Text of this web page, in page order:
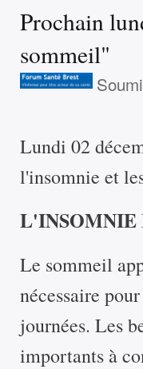
Prochain
sommeil"
Lundi 02
l'insomnie et
L'INSOMNIE
Le sommeil
nécessaire
journées. Les
importants à